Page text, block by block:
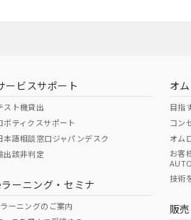
ービスサポート
スト機貸出
ボティクスサポート
本語相談窓口ジャパンデスク
出該非判定
ーニング・セミナ
ーニングのご案内
オ
目指
コン
オム
お客
技術
販